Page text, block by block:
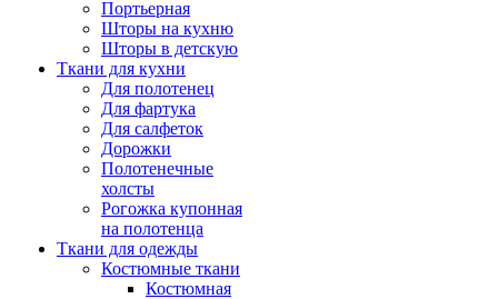
Портьерная
Шторы на кухню
Шторы в детскую
Ткани для кухни
Для полотенец
Для фартука
Для салфеток
Дорожки
Полотенечные
холсты
Рогожка купонная
на полотенца
Ткани для одежды
Костюмные ткани
Костюмная